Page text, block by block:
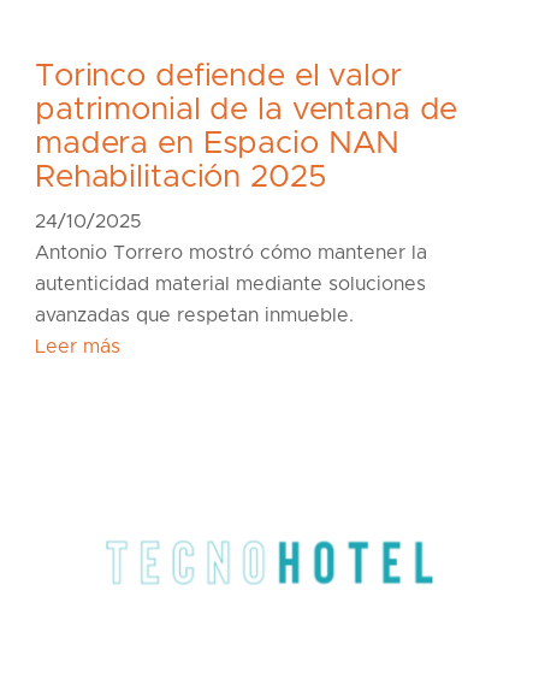
Torinco defiende el valor
patrimonial de la ventana de
madera en Espacio NAN
Rehabilitación 2025
24/10/2025
Antonio Torrero mostró cómo mantener la
autenticidad material mediante soluciones
avanzadas que respetan inmueble.
Leer más